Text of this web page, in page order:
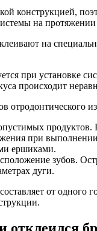
конструкцией,
на
на
при установке
происходит
отродонтического
при выполнении
ершиками.
зубов.
дуги.
от одного
отклеился